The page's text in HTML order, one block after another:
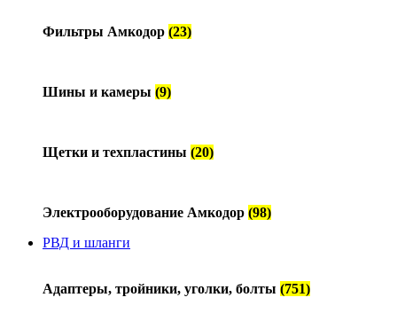
Фильтры Амкодор (23)
Шины и камеры (9)
Щетки и техпластины (20)
Электрооборудование Амкодор (98)
РВД и шланги
Адаптеры, тройники, уголки, болты (751)